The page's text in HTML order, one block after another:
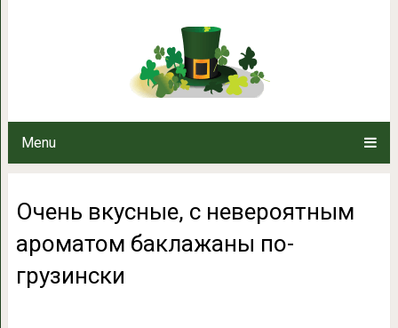
Menu
Очень вкусные, с
Очень вкусные, с невероятным
ароматом баклажаны по-
грузински